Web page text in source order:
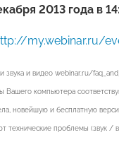
2013 года в
my.webinar.ru/
звука и видео webinar.ru/
Вашего компьютера
новейшую и бесплатную
технические проблемы (звук